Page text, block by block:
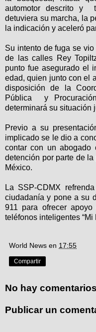
automotor descrito y
detuviera su marcha, la
la indicación y aceleró
Su intento de fuga se
de las calles Rey
punto fue asegurado el
edad, quien junto con el
disposición de la
Pública y
determinará su situación
Previo a su
implicado se le dio a
contar con un abogado
detención por parte de
México.
La SSP-CDMX
ciudadanía y pone a su
911 para ofrecer
teléfonos inteligentes
World News en 17:55
Compartir
No hay
Publicar un